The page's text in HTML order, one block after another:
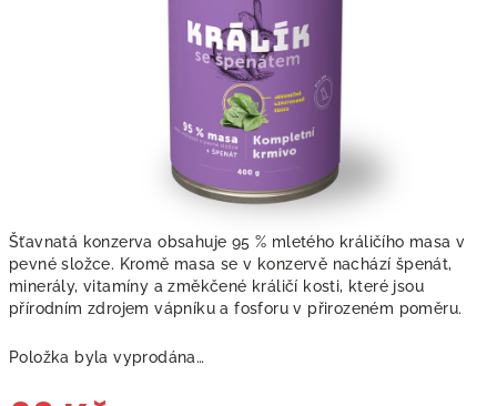
Šťavnatá konzerva obsahuje 95 % mletého králičího masa v
pevné složce. Kromě masa se v konzervě nachází špenát,
minerály, vitamíny a změkčené králičí kosti, které jsou
přírodním zdrojem vápníku a fosforu v přirozeném poměru.
Položka byla vyprodána…